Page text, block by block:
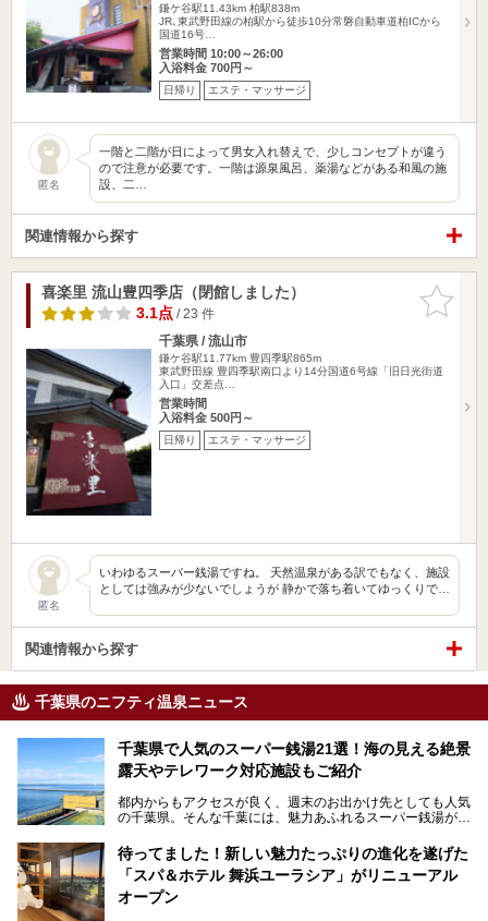
鎌ケ谷駅11.43km 柏駅838m
JR､東武野田線の柏駅から徒歩10分常磐自動車道柏ICから
国道16号…
営業時間 10:00～26:00
入浴料金 700円～
日帰り エステ・マッサージ
匿名
一階と二階が日によって男女入れ替えで、少しコンセプトが違う
ので注意が必要です。一階は源泉風呂、薬湯などがある和風の施
設、二…
関連情報から探す
お気に入
りに追加
喜楽里 流山豊四季店（閉館しました）
3.1点/ 23 件
千葉県 / 流山市
鎌ケ谷駅11.77km 豊四季駅865m
東武野田線 豊四季駅南口より14分国道6号線「旧日光街道
入口」交差点…
営業時間
入浴料金 500円～
日帰り エステ・マッサージ
匿名
いわゆるスーパー銭湯ですね。 天然温泉がある訳でもなく、施設
としては強みが少ないでしょうが 静かで落ち着いてゆっくりで…
関連情報から探す
千葉県のニフティ温泉ニュース
千葉県で人気のスーパー銭湯21選！海の見える絶景
露天やテレワーク対応施設もご紹介
都内からもアクセスが良く、週末のお出かけ先としても人気
の千葉県。そんな千葉には、魅力あふれるスーパー銭湯がた
「サウナでしっかりととのいたい」「海が見える絶景で非日
常を味わいたい」「子連れでも気兼ねなく1日過ごした
い」。
待ってました！新しい魅力たっぷりの進化を遂げた
「スパ＆ホテル 舞浜ユーラシア」がリニューアル
オープン